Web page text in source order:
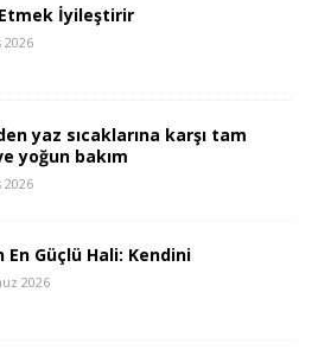
İyileştirir
2026
yaz sıcaklarına karşı tam
yoğun bakım
2026
En Güçlü Hali: Kendini
2026